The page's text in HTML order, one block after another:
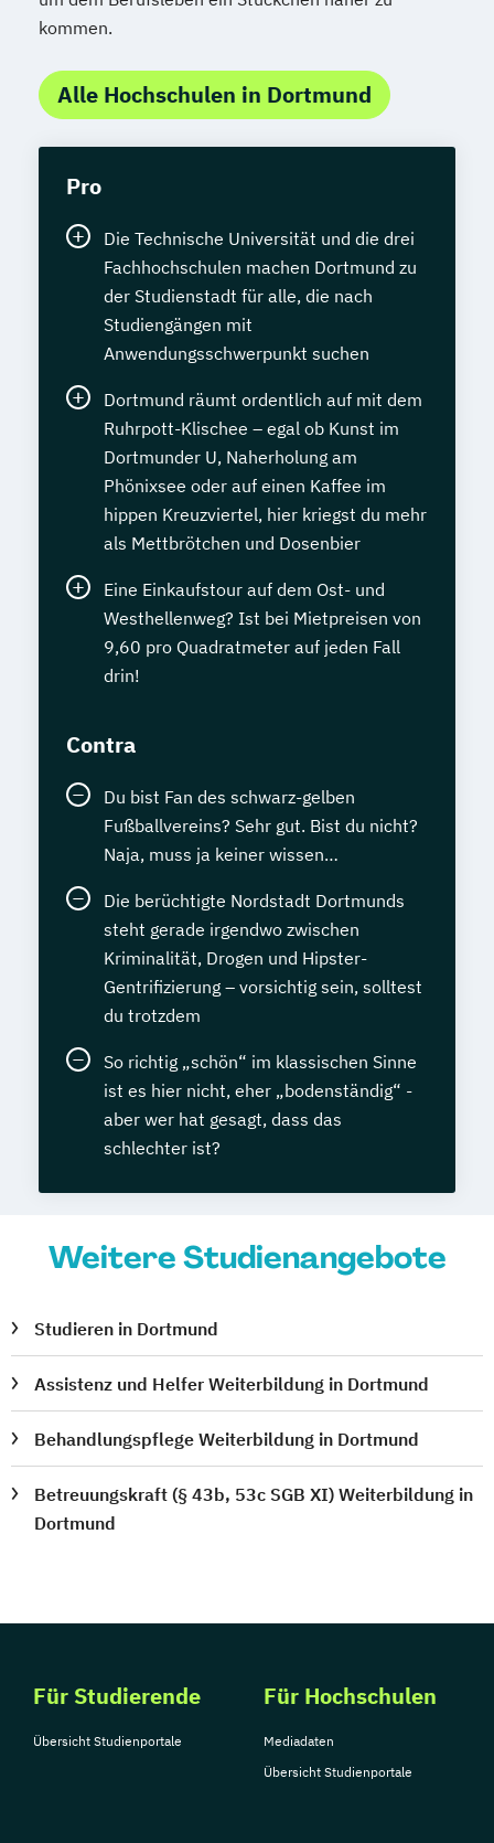
kommen.
Alle Hochschulen in Dortmund
Pro
Die Technische Universität und die drei
Fachhochschulen machen Dortmund zu
der Studienstadt für alle, die nach
Studiengängen mit
Anwendungsschwerpunkt suchen
Dortmund räumt ordentlich auf mit dem
Ruhrpott-Klischee – egal ob Kunst im
Dortmunder U, Naherholung am
Phönixsee oder auf einen Kaffee im
hippen Kreuzviertel, hier kriegst du mehr
als Mettbrötchen und Dosenbier
Eine Einkaufstour auf dem Ost- und
Westhellenweg? Ist bei Mietpreisen von
9,60 pro Quadratmeter auf jeden Fall
drin!
Contra
Du bist Fan des schwarz-gelben
Fußballvereins? Sehr gut. Bist du nicht?
Naja, muss ja keiner wissen…
Die berüchtigte Nordstadt Dortmunds
steht gerade irgendwo zwischen
Kriminalität, Drogen und Hipster-
Gentrifizierung – vorsichtig sein, solltest
du trotzdem
So richtig „schön“ im klassischen Sinne
ist es hier nicht, eher „bodenständig“ -
aber wer hat gesagt, dass das
schlechter ist?
Weitere Studienangebote
Studieren in Dortmund
Assistenz und Helfer Weiterbildung in Dortmund
Behandlungspflege Weiterbildung in Dortmund
Betreuungskraft (§ 43b, 53c SGB XI) Weiterbildung in
Dortmund
Für Studierende
Übersicht Studienportale
Für Hochschulen
Mediadaten
Übersicht Studienportale